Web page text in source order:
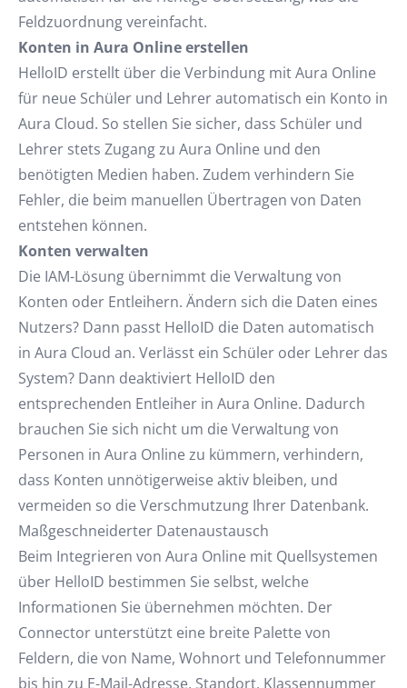
Feldzuordnung vereinfacht.
Konten in Aura Online erstellen
HelloID erstellt über die Verbindung mit Aura Online
für neue Schüler und Lehrer automatisch ein Konto in
Aura Cloud. So stellen Sie sicher, dass Schüler und
Lehrer stets Zugang zu Aura Online und den
benötigten Medien haben. Zudem verhindern Sie
Fehler, die beim manuellen Übertragen von Daten
entstehen können.
Konten verwalten
Die IAM-Lösung übernimmt die Verwaltung von
Konten oder Entleihern. Ändern sich die Daten eines
Nutzers? Dann passt HelloID die Daten automatisch
in Aura Cloud an. Verlässt ein Schüler oder Lehrer das
System? Dann deaktiviert HelloID den
entsprechenden Entleiher in Aura Online. Dadurch
brauchen Sie sich nicht um die Verwaltung von
Personen in Aura Online zu kümmern, verhindern,
dass Konten unnötigerweise aktiv bleiben, und
vermeiden so die Verschmutzung Ihrer Datenbank.
Maßgeschneiderter Datenaustausch
Beim Integrieren von Aura Online mit Quellsystemen
über HelloID bestimmen Sie selbst, welche
Informationen Sie übernehmen möchten. Der
Connector unterstützt eine breite Palette von
Feldern, die von Name, Wohnort und Telefonnummer
bis hin zu E-Mail-Adresse, Standort, Klassennummer